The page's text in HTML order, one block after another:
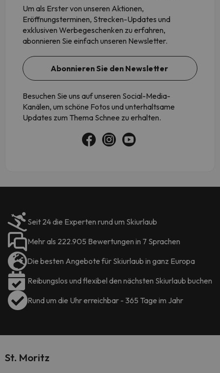
Um als Erster von unseren Aktionen,
Eröffnungsterminen, Strecken-Updates und
exklusiven Werbegeschenken zu erfahren,
abonnieren Sie einfach unseren Newsletter.
Abonnieren Sie den Newsletter
Besuchen Sie uns auf unseren Social-Media-
Kanälen, um schöne Fotos und unterhaltsame
Updates zum Thema Schnee zu erhalten.
Seit 24 die Experten rund um Skiurlaub
Mehr als 222.905 Bewertungen in 7 Sprachen
Die besten Angebote für Skiurlaub in ganz Europa
Reibungslos und flexibel den nächsten Skiurlaub buchen
Rund um die Uhr erreichbar - 365 Tage im Jahr
St. Moritz